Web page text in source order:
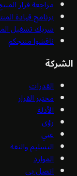
مراجعة قرار المنتج
برنامج قيادة المنتج
شريك تشغيل المنتج
ناقشوا منتجكم
القدرات
مختبر القرار
الأدلة
رؤى
عني
التسليم والثقة
الموارد
اتصل بي